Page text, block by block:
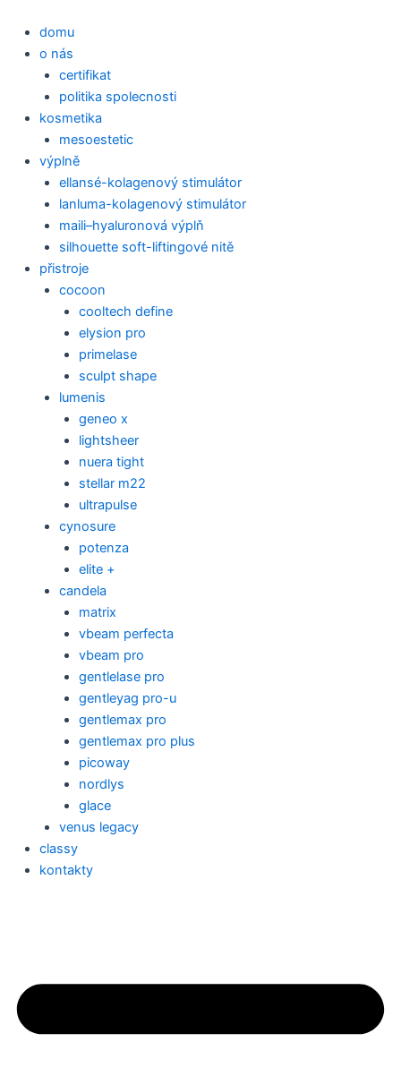
obsah
domu
o nás
certifikat
politika spolecnosti
kosmetika
mesoestetic
výplně
ellansé-kolagenový stimulátor
lanluma-kolagenový stimulátor
maili–hyaluronová výplň
silhouette soft-liftingové nitě
přistroje
cocoon
cooltech define
elysion pro
primelase
sculpt shape
lumenis
geneo x
lightsheer
nuera tight
stellar m22
ultrapulse
cynosure
potenza
elite +
candela
matrix
vbeam perfecta
vbeam pro
gentlelase pro
gentleyag pro-u
gentlemax pro
gentlemax pro plus
picoway
nordlys
glace
venus legacy
classy
kontakty